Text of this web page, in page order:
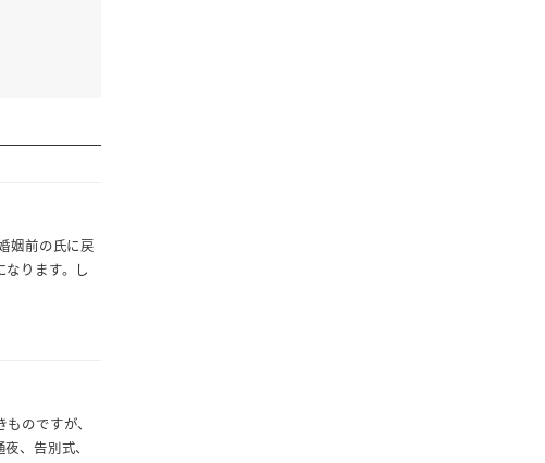
姻前の氏に戻
ります。し
のですが、
、告別式、